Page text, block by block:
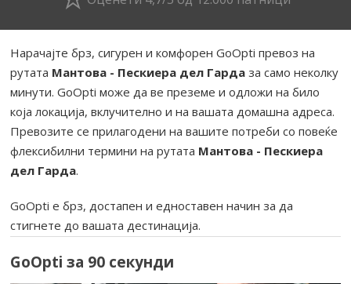
Нарачајте брз, сигурен и комфорен GoOpti превоз на
рутата Мантова - Пескиера дел Гарда за само неколку
минути. GoOpti може да ве преземе и одложи на било
која локација, вклучително и на вашата домашна адреса.
Превозите се прилагодени на вашите потреби со повеќе
флексибилни термини на рутата Мантова - Пескиера
дел Гарда.
GoOpti е брз, достапен и едноставен начин за да
стигнете до вашата дестинација.
GoOpti за 90 секунди